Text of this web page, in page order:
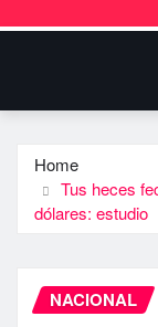
Home
Tus heces
dólares: estudio
NACIONAL